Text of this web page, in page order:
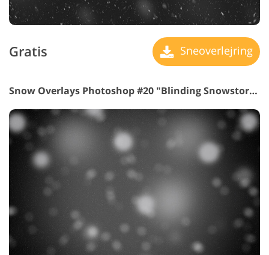
Gratis Sneoverlejring
Snow Overlays Photoshop #20 "Blinding Snowstorm"